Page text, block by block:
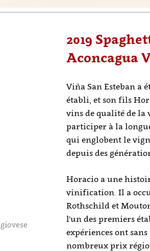
2019
Aconcagua
Viña San Esteban a
établi, et son fils
vins de qualité de la
participer à la
qui englobent le
depuis des
Horacio a une
vinification. Il a
Rothschild et
l'un des premiers
expériences ont
nombreux prix